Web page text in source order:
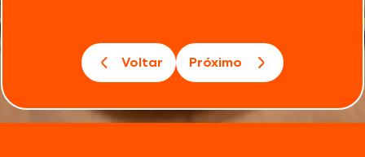
Voltar Próximo